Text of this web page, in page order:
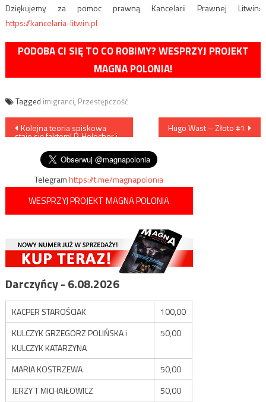
Dziękujemy za pomoc prawną Kancelarii Prawnej Litwin:
https://kancelaria-litwin.pl
PODOBA CI SIĘ TO CO ROBIMY? WESPRZYJ PROJEKT
MAGNA POLONIA!
Tagged imigranci, Przestępczość
Nawigacja
wpisu
Kolejna teoria spiskowa
staje się faktem! P. Holocher i
Hugo Wast – Złoto #1
Telegramhttps://t.me/magnapolonia
WESPRZYJ PROJEKT MAGNA POLONIA
Darczyńcy - 6.08.2026
KACPER STAROŚCIAK
100,00
KULCZYK GRZEGORZ POLIŃSKA i
KULCZYK KATARZYNA
50,00
MARIA KOSTRZEWA
50,00
JERZY T MICHAJŁOWICZ
50,00